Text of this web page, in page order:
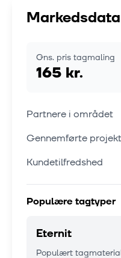
Gns. pris tagmaling
165 kr.
Partnere i området
Gennemførte
Kundetilfredshed
Populære tagtyper
Eternit
Populært